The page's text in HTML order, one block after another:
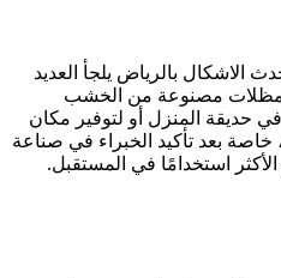
بالرياض يلجأ العديد
مظلات مصنوعة من الخشب
في حديقة المنزل أو لتوفير مكان
بعد تأكيد الخبراء في صناعة
استخدامًا في المستقبل.